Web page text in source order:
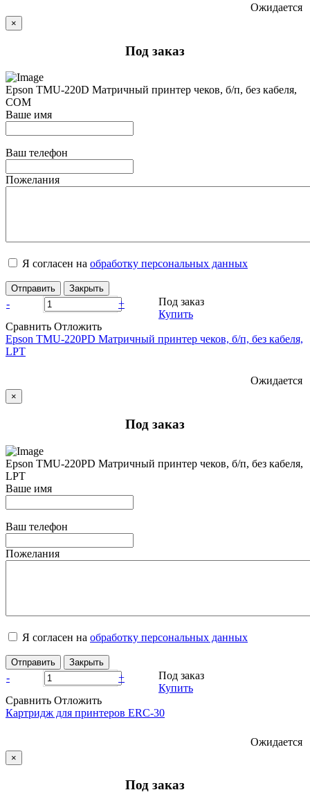
Ожидается
×
Под заказ
Epson TMU-220D Матричный принтер чеков, б/п, без кабеля,
COM
Ваше имя
Ваш телефон
Пожелания
Я согласен на обработку персональных данных
Отправить Закрыть
- +
Под заказ
Купить
Сравнить Отложить
Epson TMU-220PD Матричный принтер чеков, б/п, без кабеля,
LPT
Ожидается
×
Под заказ
Epson TMU-220PD Матричный принтер чеков, б/п, без кабеля,
LPT
Ваше имя
Ваш телефон
Пожелания
Я согласен на обработку персональных данных
Отправить Закрыть
- +
Под заказ
Купить
Сравнить Отложить
Картридж для принтеров ERC-30
Ожидается
×
Под заказ